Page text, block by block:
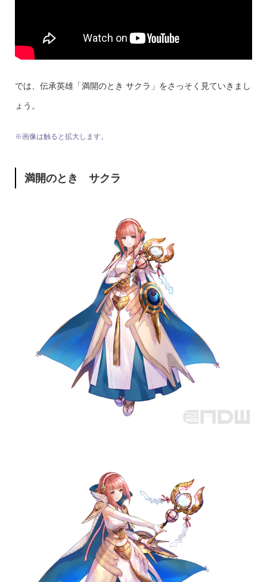
では、伝承英雄「満開のとき サクラ」をさっそく見ていきまし
ょう。
※画像は触ると拡大します。
満開のとき サクラ